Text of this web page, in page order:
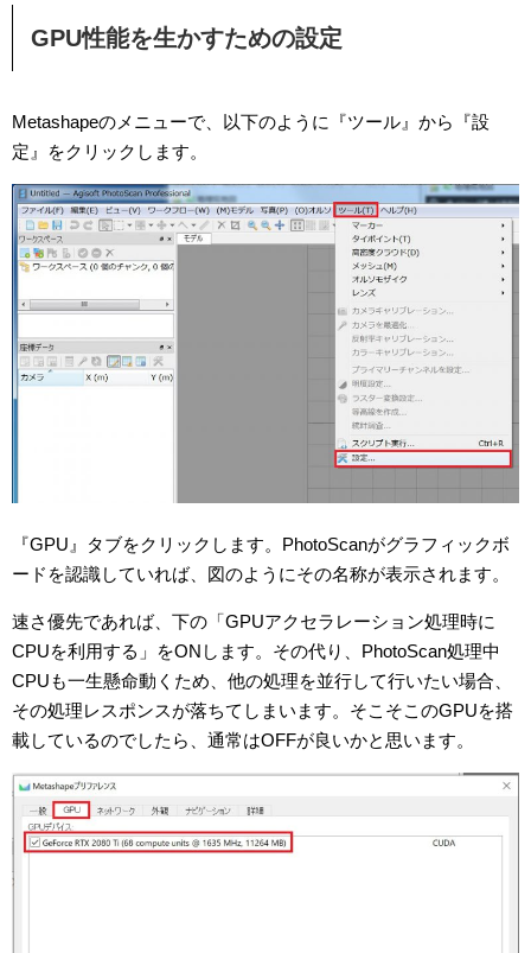
GPU性能を生かすための設定
Metashapeのメニューで、以下のように『ツール』から『設
定』をクリックします。
『GPU』タブをクリックします。PhotoScanがグラフィックボ
ードを認識していれば、図のようにその名称が表示されます。
速さ優先であれば、下の「GPUアクセラレーション処理時に
CPUを利用する」をONします。その代り、PhotoScan処理中
CPUも一生懸命動くため、他の処理を並行して行いたい場合、
その処理レスポンスが落ちてしまいます。そこそこのGPUを搭
載しているのでしたら、通常はOFFが良いかと思います。